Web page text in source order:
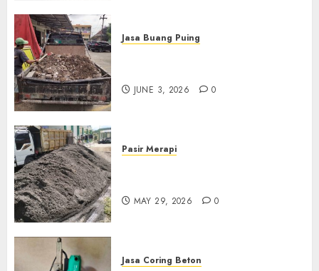
Jasa Buang Puing
JUNE 3, 2026 0
Pasir Merapi
MAY 29, 2026 0
Jasa Coring Beton